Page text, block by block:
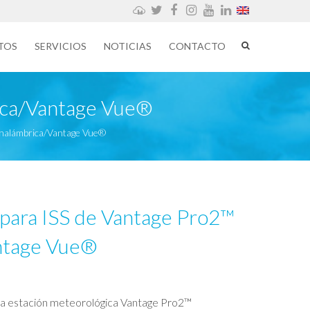
Weathercloud
Twitter
Facebook
Instagram
YouTube
LinkedIn
SERVICIOS NOTICIAS CONTACTO
Vantage Vue®
Vantage Vue®
ISS de Vantage Pro2™
Vue®
estación meteorológica Vantage Pro2™